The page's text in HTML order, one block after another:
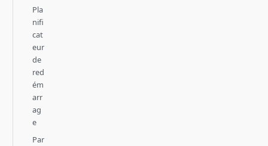
Pla
nifi
cat
eur
de
red
ém
arr
ag
e
Par